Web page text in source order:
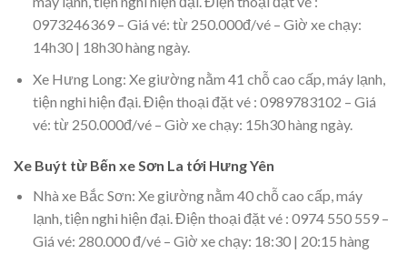
0973246369 – Giá vé: từ 250.000đ/vé – Giờ xe chạy:
14h30 | 18h30 hàng ngày.
Xe Hưng Long: Xe giường nằm 41 chỗ cao cấp, máy lạnh,
tiện nghi hiện đại. Điện thoại đặt vé : 0989783102 – Giá
vé: từ 250.000đ/vé – Giờ xe chạy: 15h30 hàng ngày.
Xe Buýt từ Bến xe Sơn La tới Hưng Yên
Nhà xe Bắc Sơn: Xe giường nằm 40 chỗ cao cấp, máy
lạnh, tiện nghi hiện đại. Điện thoại đặt vé : 0974 550 559 –
Giá vé: 280.000 đ/vé – Giờ xe chạy: 18:30 | 20:15 hàng